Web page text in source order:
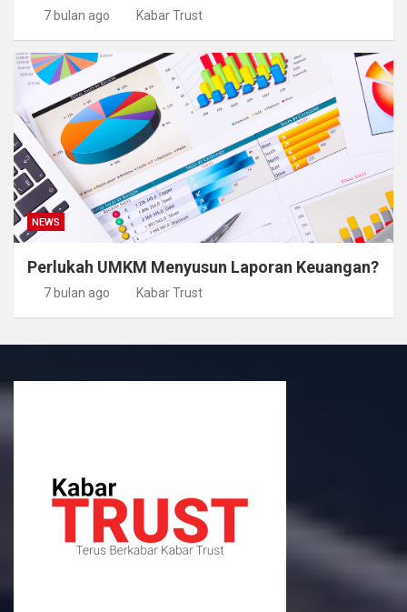
7 bulan ago Kabar Trust
NEWS
Perlukah UMKM Menyusun Laporan Keuangan?
7 bulan ago Kabar Trust